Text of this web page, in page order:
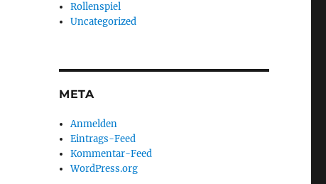
Rollenspiel
Uncategorized
META
Anmelden
Eintrags-Feed
Kommentar-Feed
WordPress.org